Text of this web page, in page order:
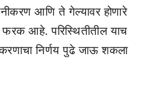
आणि ते गेल्यावर होणारे
फरक आहे. परिस्थितीतील याच
निर्णय पुढे जाऊ शकला